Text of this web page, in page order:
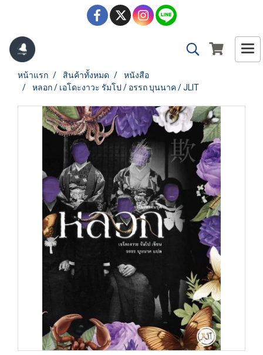
หน้าแรก สินค้าทั้งหมด
หนังสือ
หลอก / เอโดะงาวะ รัมโป / อรรถ บุนนาค / JLIT